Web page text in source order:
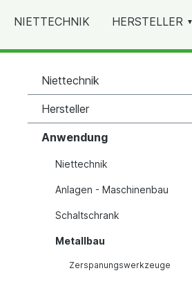
NIETTECHNIK HERSTELLER
Niettechnik
Hersteller
Anwendung
Niettechnik
Anlagen - Maschinenbau
Schaltschrank
Metallbau
Zerspanungswerkzeuge